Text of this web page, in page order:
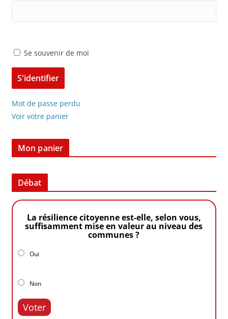
Se souvenir de moi
Mot de passe perdu
Voir votre panier
Mon panier
Débat
La résilience citoyenne est-elle, selon vous,
suffisamment mise en valeur au niveau des
communes ?
Oui
Non
Voter